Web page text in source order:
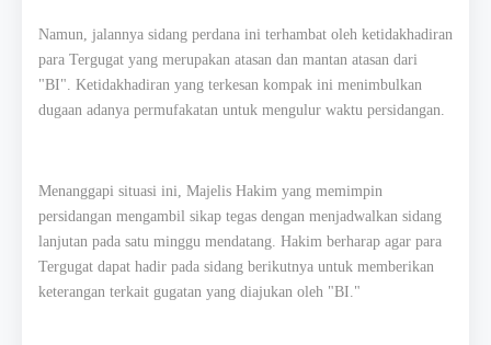
Namun, jalannya sidang perdana ini terhambat oleh ketidakhadiran
para Tergugat yang merupakan atasan dan mantan atasan dari
"BI". Ketidakhadiran yang terkesan kompak ini menimbulkan
dugaan adanya permufakatan untuk mengulur waktu persidangan.
Menanggapi situasi ini, Majelis Hakim yang memimpin
persidangan mengambil sikap tegas dengan menjadwalkan sidang
lanjutan pada satu minggu mendatang. Hakim berharap agar para
Tergugat dapat hadir pada sidang berikutnya untuk memberikan
keterangan terkait gugatan yang diajukan oleh "BI."